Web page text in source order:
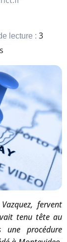
lecture : 3
fervent
tenu tête au
procédure